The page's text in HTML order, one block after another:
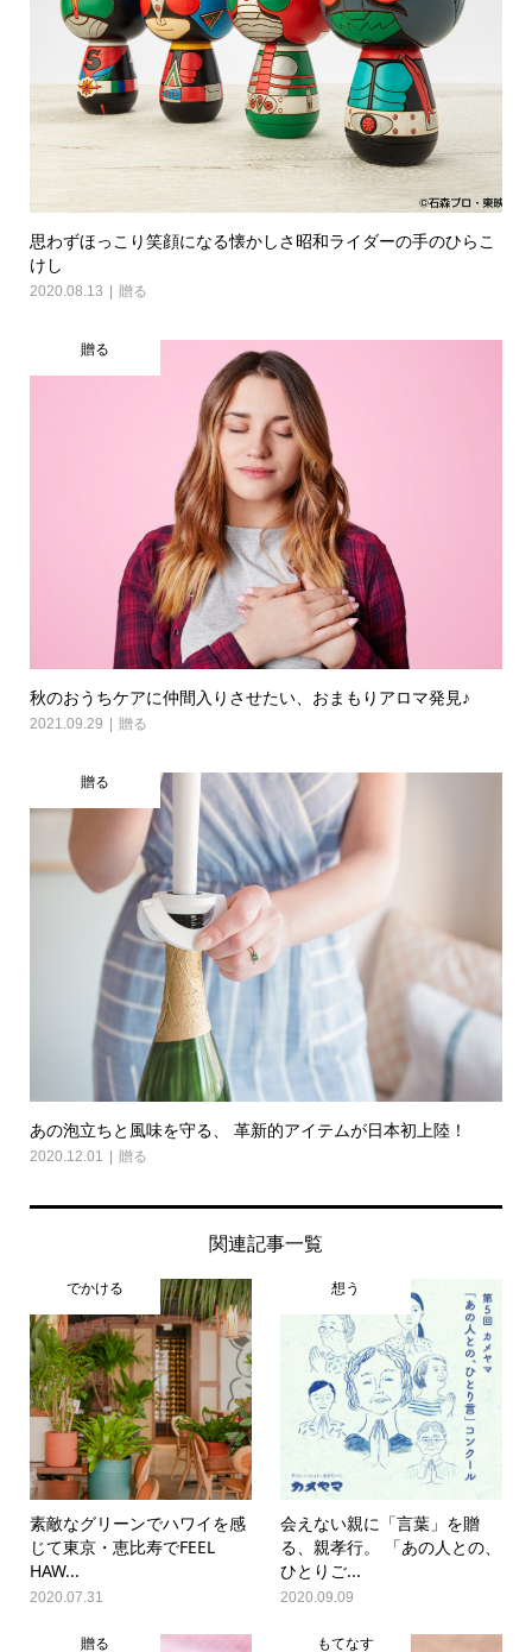
思わずほっこり笑顔になる懐かしさ昭和ライダーの手のひらこ
けし
2020.08.13 贈る
贈る
秋のおうちケアに仲間入りさせたい、おまもりアロマ発見♪
2021.09.29 贈る
贈る
あの泡立ちと風味を守る、 革新的アイテムが日本初上陸！
2020.12.01 贈る
関連記事一覧
でかける
素敵なグリーンでハワイを感
じて東京・恵比寿でFEEL
HAW...
2020.07.31
想う
会えない親に「言葉」を贈
る、親孝行。 「あの人との、
ひとりご...
2020.09.09
贈る もてなす